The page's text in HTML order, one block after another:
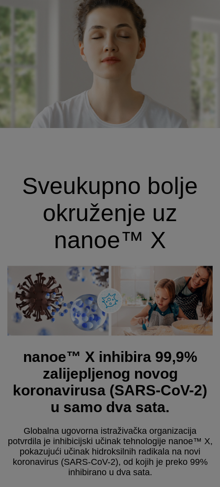
Sveukupno bolje
okruženje uz
nanoe™ X
nanoe™ X inhibira 99,9%
zalijepljenog novog
koronavirusa (SARS-CoV-2)
u samo dva sata.
Globalna ugovorna istraživačka organizacija
potvrdila je inhibicijski učinak tehnologije nanoe™ X,
pokazujući učinak hidroksilnih radikala na novi
koronavirus (SARS-CoV-2), od kojih je preko 99%
inhibirano u dva sata.